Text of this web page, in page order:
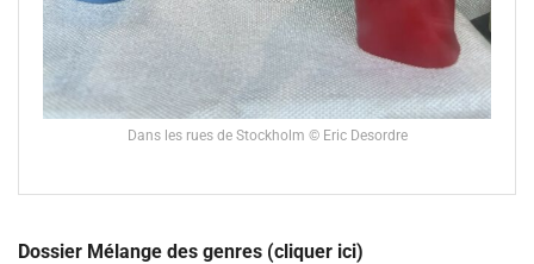
Dans les rues de Stockholm © Eric Desordre
Dossier Mélange des genres (cliquer ici)